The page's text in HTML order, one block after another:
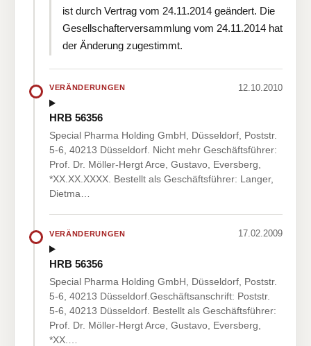
ist durch Vertrag vom 24.11.2014 geändert. Die
Gesellschafterversammlung vom 24.11.2014 hat
der Änderung zugestimmt.
VERÄNDERUNGEN 12.10.2010
HRB 56356
Special Pharma Holding GmbH, Düsseldorf, Poststr.
5-6, 40213 Düsseldorf. Nicht mehr Geschäftsführer:
Prof. Dr. Möller-Hergt Arce, Gustavo, Eversberg,
*XX.XX.XXXX. Bestellt als Geschäftsführer: Langer,
Dietma…
VERÄNDERUNGEN 17.02.2009
HRB 56356
Special Pharma Holding GmbH, Düsseldorf, Poststr.
5-6, 40213 Düsseldorf.Geschäftsanschrift: Poststr.
5-6, 40213 Düsseldorf. Bestellt als Geschäftsführer:
Prof. Dr. Möller-Hergt Arce, Gustavo, Eversberg,
*XX.…